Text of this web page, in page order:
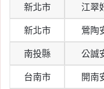
新北市 江翠
新北市 鶯陶
南投縣 公誠
台南市 開南